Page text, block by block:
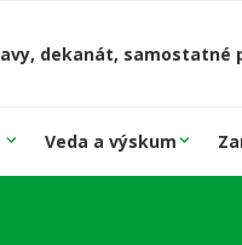
dekanát, samostatné
Veda a výskum